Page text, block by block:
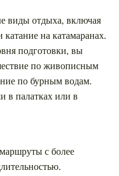
виды отдыха, включая
на катамаранах.
подготовки, вы
по живописным
по бурным водам.
в палатках или в
с более